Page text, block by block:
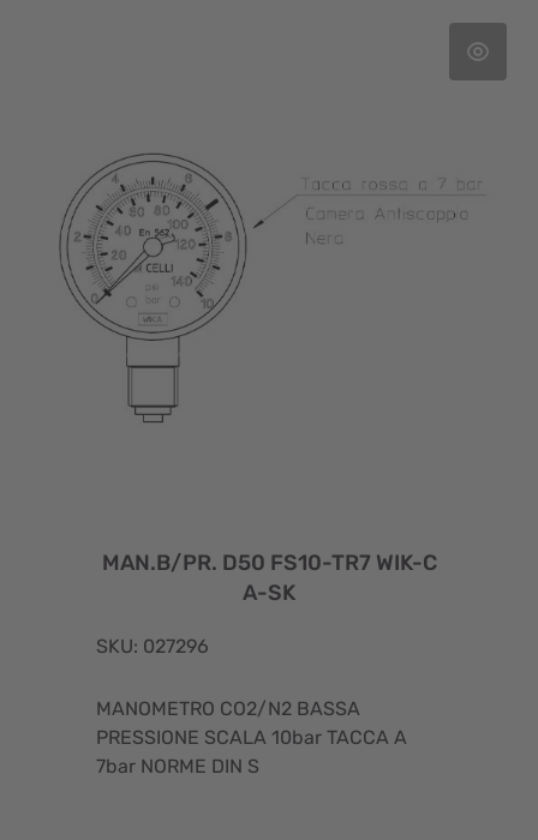
MAN.B/PR. D50 FS10-TR7 WIK-C
A-SK
SKU: 027296
MANOMETRO CO2/N2 BASSA
PRESSIONE SCALA 10bar TACCA A
7bar NORME DIN S